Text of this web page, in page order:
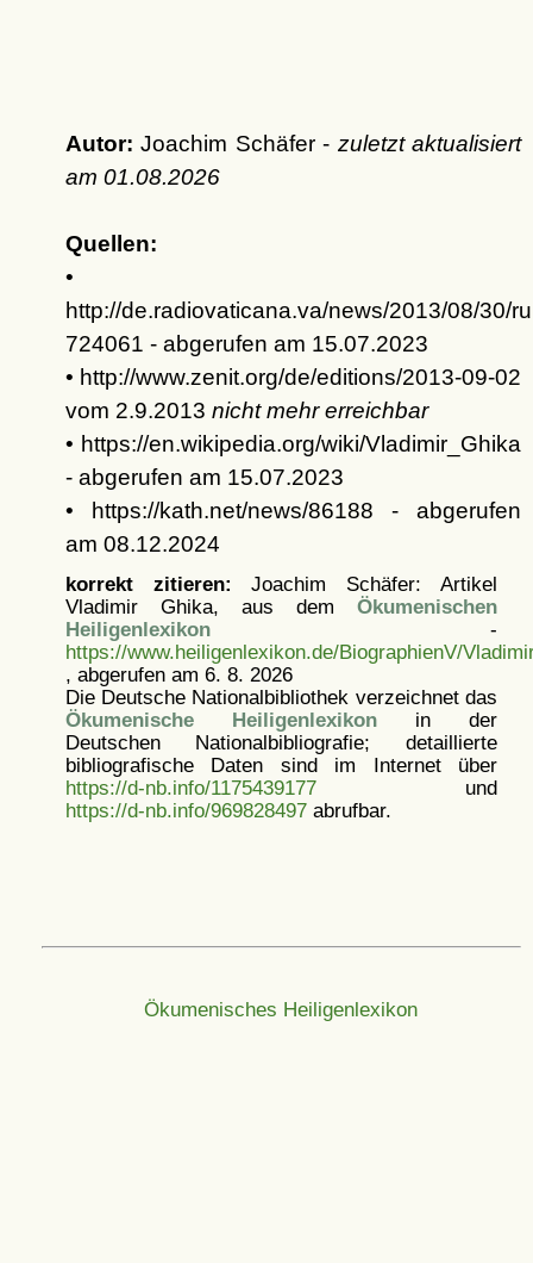
Autor: Joachim Schäfer - zuletzt aktualisiert
am 01.08.2026
Quellen:
•
http://de.radiovaticana.va/news/2013/08/30/
724061 - abgerufen am 15.07.2023
• http://www.zenit.org/de/editions/2013-09-02
vom 2.9.2013 nicht mehr erreichbar
• https://en.wikipedia.org/wiki/Vladimir_Ghika
- abgerufen am 15.07.2023
• https://kath.net/news/86188 - abgerufen
am 08.12.2024
korrekt zitieren: Joachim Schäfer: Artikel
Vladimir Ghika, aus dem Ökumenischen
Heiligenlexikon-
https://www.heiligenlexikon.de/BiographienV/
, abgerufen am 6. 8. 2026
Die Deutsche Nationalbibliothek verzeichnet das
Ökumenische Heiligenlexikonin der
Deutschen Nationalbibliografie; detaillierte
bibliografische Daten sind im Internet über
https://d-nb.info/1175439177und
https://d-nb.info/969828497abrufbar.
Ökumenisches Heiligenlexikon